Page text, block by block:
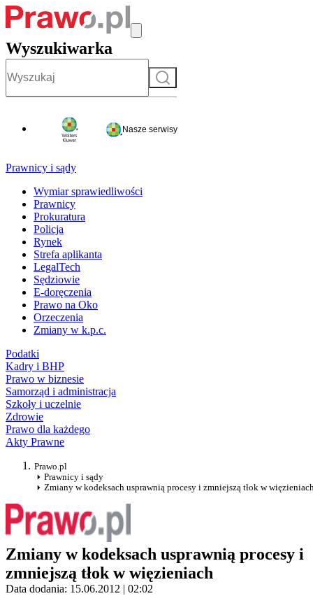
Wyszukiwarka
Szukaj
Nasze serwisy
Prawnicy i sądy
Wymiar sprawiedliwości
Prawnicy
Prokuratura
Policja
Rynek
Strefa aplikanta
LegalTech
Sędziowie
E-doręczenia
Prawo na Oko
Orzeczenia
Zmiany w k.p.c.
Podatki
Kadry i BHP
Prawo w biznesie
Samorząd i administracja
Szkoły i uczelnie
Zdrowie
Prawo dla każdego
Akty Prawne
Prawo.pl
Prawnicy i sądy
Zmiany w kodeksach usprawnią procesy i zmniejszą tłok w
Zmiany w kodeksach usprawnią procesy i
zmniejszą tłok w więzieniach
Data dodania: 15.06.2012 | 02:02